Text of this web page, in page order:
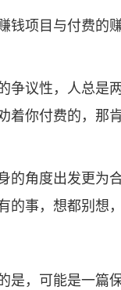
项目与付费的
议性，人总是
着你付费的，那
角度出发更为
事，想都别想
，可能是一篇